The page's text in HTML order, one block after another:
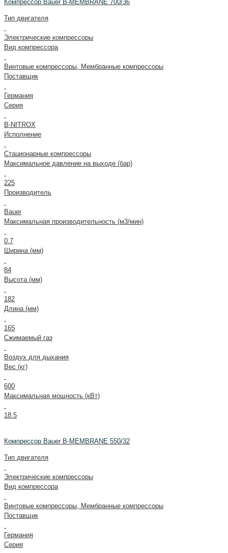
Компрессор Bauer B-MEMBRANE 700/36
Тип двигателя
Электрические компрессоры
Вид компрессора
Винтовые компрессоры, Мембранные компрессоры
Поставщик
Германия
Серия
B-NITROX
Исполнение
Стационарные компрессоры
Максимальное давление на выходе (бар)
225
Производитель
Bauer
Максимальная производительность (м3/мин)
0.7
Ширина (мм)
84
Высота (мм)
182
Длина (мм)
165
Сжимаемый газ
Воздух для дыхания
Вес (кг)
600
Максимальная мощность (кВт)
18.5
Компрессор Bauer B-MEMBRANE 550/32
Тип двигателя
Электрические компрессоры
Вид компрессора
Винтовые компрессоры, Мембранные компрессоры
Поставщик
Германия
Серия